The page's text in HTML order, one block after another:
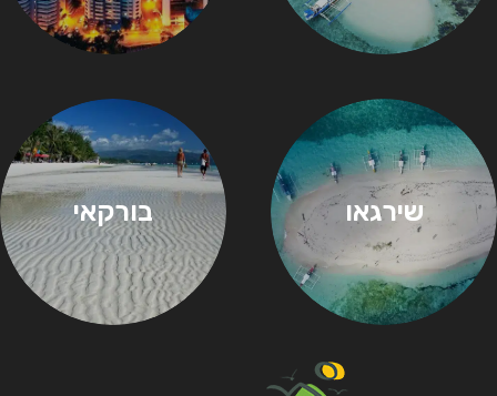
שירגאו בורקאי